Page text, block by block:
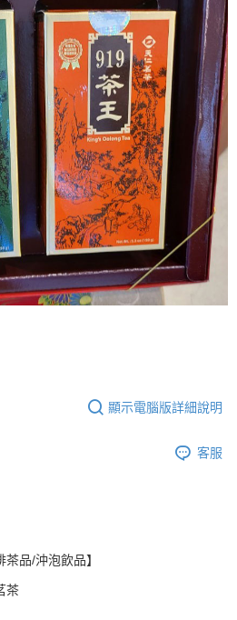
」，訂單成立後會自動跳轉到大哥付的交易
期的期數、繳款截止日，確認付款後即完
金額請依後續交易確認頁面所載為準。
確認交易或遇審核未通過，訂單將自動取
況，表示未達大哥付你分期系統評分，恕無
哥付你分期」於每月結算日後寄送繳費提
擇「超商條碼／台灣大直營門市／銀行轉
等通路繳費。
有限公司」（以下簡稱本公司）所提供，讓
買商品或服務，並由商店將買賣／分期付款
約使用本公司帳單繳交帳款。
分期」之契約關係目的，商店將以您的個人
供予台灣大哥大進項蒐集、處理及利用，
之後才付款」的支付方式。 讓您購物簡單
卡、不需儲值。
證，即可結帳。
，再付款。
】
享後付」後，將跳轉至「AFTEE先享後付」
額後，即可完成結帳。
繳費通知簡訊。
，點擊此簡訊中的連結，可透過四大超商／
行付款，方視為交易完成。
需立刻繳費，但若您需要取消訂單，請聯絡
取消之訂單仍視為有效，需透過AFTEE先享
享後付 」之結帳頁面顯示為準，若有關於
款等相關疑問，請聯繫「AFTEE先享後付
法定代理人或監護人之同意方可使用
有額度不足之情形，本公司將視審查結果
他人資訊註冊。若發現惡意使用之情形，
上)免運費
上)免運費
以上)免運費
旁) 即日起不提供京站紙袋，取件時
顯示電腦版詳細說明
客服
茶品/沖泡飲品】
茶